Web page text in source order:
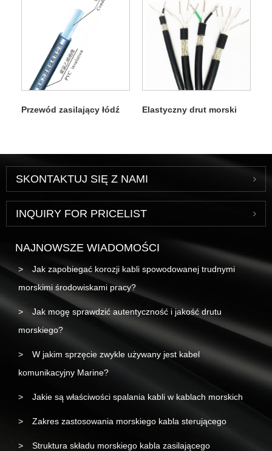
Przewód zasilający łódź Elastyczny drut morski
SKONTAKTUJ SIĘ Z NAMI
INQUIRY FOR PRICELIST
NAJNOWSZE WIADOMOŚCI
Jak zapobiegać korozji kabli spowodowanej trudnymi
morskimi środowiskami pracy?
Jak mogę sprawdzić autentyczność i jakość drutu
morskiego?
W jakim sprzęcie zwykle używany jest kabel
komunikacyjny Marine?
Jakie są właściwości spalania kabli w kablach morskich
Zakres zastosowania morskiego kabla sterującego
Struktura składu morskiego kabla zasilającego